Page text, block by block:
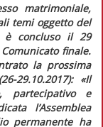
matrimoniale,
temi oggetto del
è concluso il 29
Comunicato finale.
la prossima
29.10.2017): «Il
partecipativo e
l’Assemblea
permanente ha